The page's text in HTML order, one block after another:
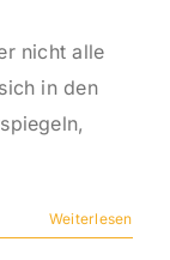
nicht alle
in den
Weiterlesen